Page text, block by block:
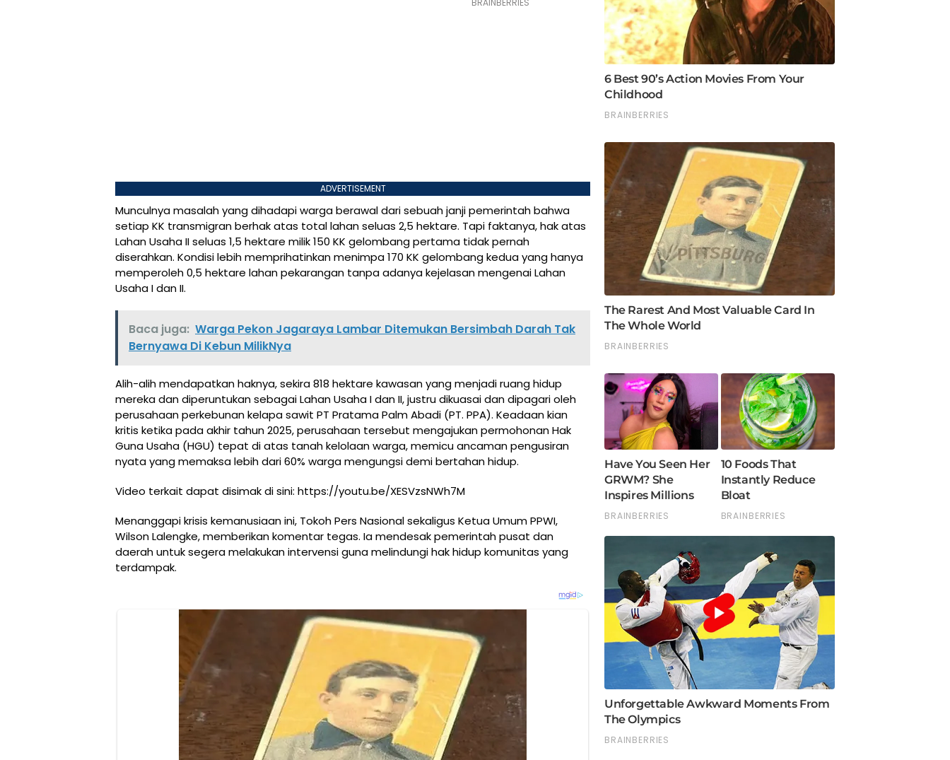
ADVERTISEMENT
Munculnya masalah yang dihadapi warga berawal dari sebuah janji pemerintah bahwa
setiap KK transmigran berhak atas total lahan seluas 2,5 hektare. Tapi faktanya, hak atas
Lahan Usaha II seluas 1,5 hektare milik 150 KK gelombang pertama tidak pernah
diserahkan. Kondisi lebih memprihatinkan menimpa 170 KK gelombang kedua yang hanya
memperoleh 0,5 hektare lahan pekarangan tanpa adanya kejelasan mengenai Lahan
Usaha I dan II.
Baca juga: Warga Pekon Jagaraya Lambar Ditemukan Bersimbah Darah Tak
Bernyawa Di Kebun MilikNya
Alih-alih mendapatkan haknya, sekira 818 hektare kawasan yang menjadi ruang hidup
mereka dan diperuntukan sebagai Lahan Usaha I dan II, justru dikuasai dan dipagari oleh
perusahaan perkebunan kelapa sawit PT Pratama Palm Abadi (PT. PPA). Keadaan kian
kritis ketika pada akhir tahun 2025, perusahaan tersebut mengajukan permohonan Hak
Guna Usaha (HGU) tepat di atas tanah kelolaan warga, memicu ancaman pengusiran
nyata yang memaksa lebih dari 60% warga mengungsi demi bertahan hidup.
Video terkait dapat disimak di sini: https://youtu.be/XESVzsNWh7M
Menanggapi krisis kemanusiaan ini, Tokoh Pers Nasional sekaligus Ketua Umum PPWI,
Wilson Lalengke, memberikan komentar tegas. Ia mendesak pemerintah pusat dan
daerah untuk segera melakukan intervensi guna melindungi hak hidup komunitas yang
terdampak.